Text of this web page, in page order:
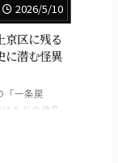
った低湿地と
た土地だっ
の支流が運ん
、そして街
集まり、物
られたもの
づきだろう
2026/5/10
京区に残る
に潜む怪異
「一条戻
ただの橋名